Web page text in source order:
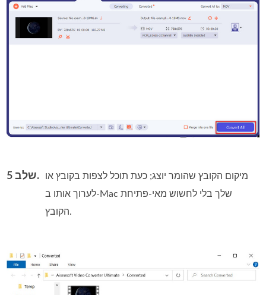
שלב 5.
מיקום הקובץ שהומר יוצג; כעת תוכל לצפות בקובץ או
לערוך אותו ב‑Mac שלך בלי לחשוש מאי‑פתיחת
הקובץ.